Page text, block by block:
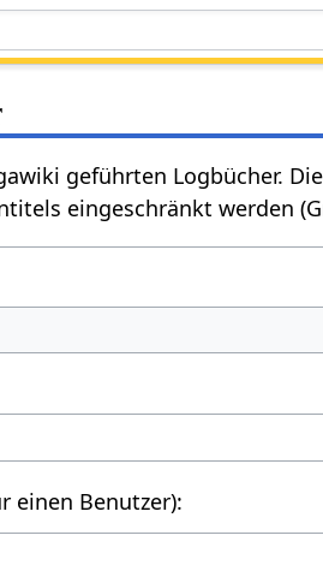
geführten Logbücher.
eingeschränkt werden
einen Benutzer):